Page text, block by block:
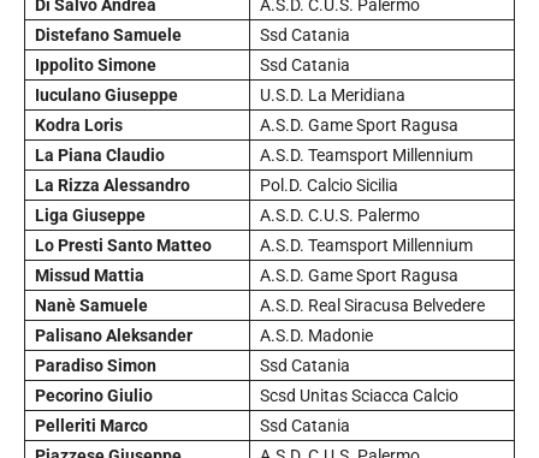
Di Salvo Andrea
A.S.D. C.U.S. Palermo
Distefano Samuele
Ssd Catania
Ippolito Simone
Ssd Catania
Iuculano Giuseppe
U.S.D. La Meridiana
Kodra Loris
A.S.D. Game Sport Ragusa
La Piana Claudio
A.S.D. Teamsport Millennium
La Rizza Alessandro
Pol.D. Calcio Sicilia
Liga Giuseppe
A.S.D. C.U.S. Palermo
Lo Presti Santo Matteo
A.S.D. Teamsport Millennium
Missud Mattia
A.S.D. Game Sport Ragusa
Nanè Samuele
A.S.D. Real Siracusa Belvedere
Palisano Aleksander
A.S.D. Madonie
Paradiso Simon
Ssd Catania
Pecorino Giulio
Scsd Unitas Sciacca Calcio
Pelleriti Marco
Ssd Catania